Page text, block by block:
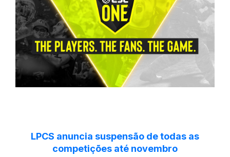
LPCS anuncia suspensão de todas as
competições até novembro